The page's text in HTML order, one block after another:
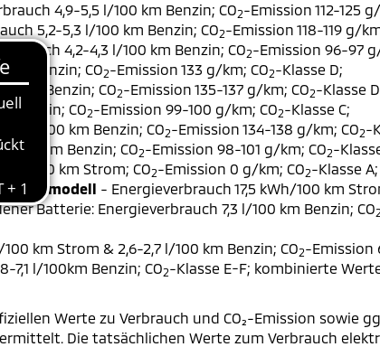
4,9-5,5 l/100 km Benzin; CO2-Emission 112-125
5,2-5,3 l/100 km Benzin; CO2-Emission 118-119 g/
4,2-4,3 l/100 km Benzin; CO2-Emission 96-97
Benzin; CO2-Emission 133 g/km; CO2-Klasse D;
km Benzin; CO2-Emission 135-137 g/km; CO2-Klasse
Benzin; CO2-Emission 99-100 g/km; CO2-Klasse C;
l/100 km Benzin; CO2-Emission 134-138 g/km; CO2-
100 km Benzin; CO2-Emission 98-101 g/km; CO2-
100 km Strom; CO2-Emission 0 g/km; CO2-Klasse
- Energieverbrauch 17,5 kWh/100 km
Batterie: Energieverbrauch 7,3 l/100 km Benzin; CO2
km Strom & 2,6-2,7 l/100 km Benzin; CO2-Emission
l/100km Benzin; CO2-Klasse E-F; kombinierte
Werte zu Verbrauch und CO₂-Emission sowie
Die tatsächlichen Werte zum Verbrauch